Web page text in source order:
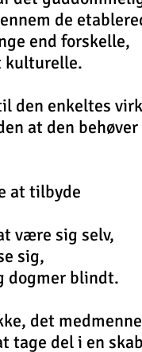
de
end forskelle,
kulturelle.
den enkeltes
at den
at tilbyde
være sig selv,
sig,
dogmer blindt.
det
tage del i en